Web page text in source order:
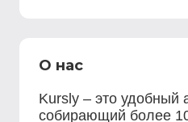
О нас
Kursly – это удобный
собирающий более